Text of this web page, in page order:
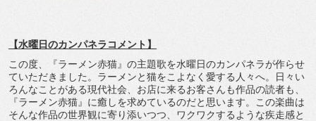
【水曜日のカンパネラコメント】
この度、『ラーメン赤猫』の主題歌を水曜日のカンパネラが作らせ
ていただきました。ラーメンと猫をこよなく愛する人々へ。日々い
ろんなことがある現代社会、お店に来るお客さんも作品の読者も、
『ラーメン赤猫』に癒しを求めているのだと思います。この楽曲は
そんな作品の世界観に寄り添いつつ、ワクワクするような疾走感と